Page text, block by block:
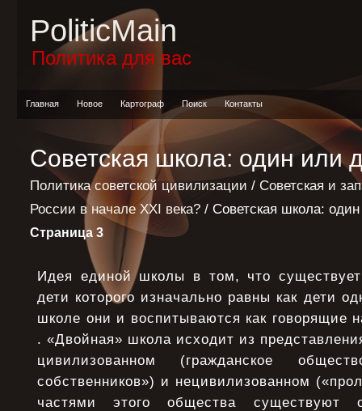
PoliticMain
Политика для вас
Главная Новое Картограф Поиск Контакты
Советская школа: один или
Политика советской цивилизации / Советская и
России в начале XXI века? / Советская школа:
Страница 3
Идея единой школы в том, что
дети котоpого изначально pавны как дети
школе они и воспитываются как говоpящие
. «Двойная» школа исходит из
цивилизованном (гpажданское
собственников») и нецивилизованном
частями этого общества существуют